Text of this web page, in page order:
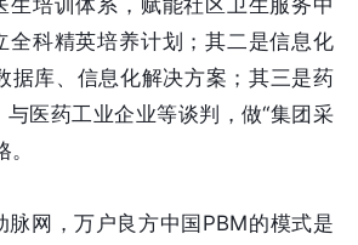
生培训体系，赋能社区卫生服务中
全科精英培养计划；其二是信息化
据库、信息化解决方案；其三是药
医药工业企业等谈判，做“集团采
脉网，万户良方中国PBM的模式是